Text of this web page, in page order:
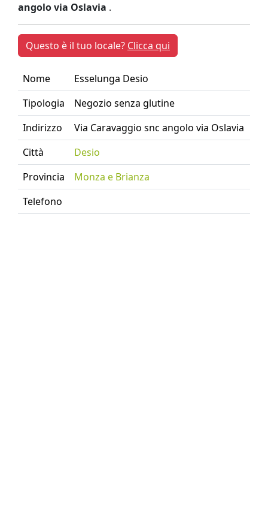
angolo via Oslavia .
Questo è il tuo locale? Clicca qui
Nome
Esselunga Desio
Tipologia
Negozio senza glutine
Indirizzo
Via Caravaggio snc angolo via Oslavia
Città
Desio
Provincia
Monza e Brianza
Telefono